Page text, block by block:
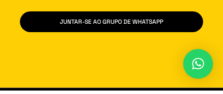
JUNTAR-SE AO GRUPO DE WHATSAPP